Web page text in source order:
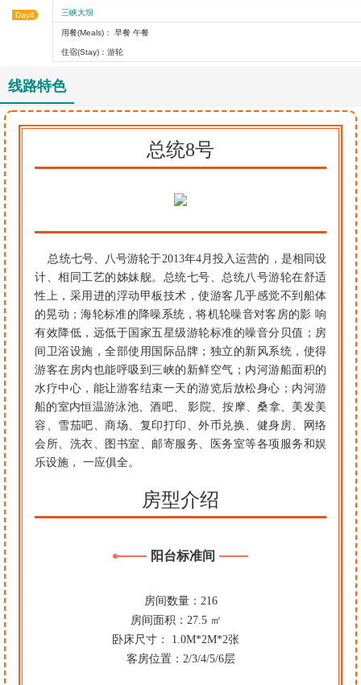
Day4 三峡大坝
用餐(Meals)： 早餐 午餐
住宿(Stay)：游轮
线路特色
总统8号
总统七号、八号游轮于2013年4月投入运营的，是相同设
计、相同工艺的姊妹舰。总统七号、总统八号游轮在舒适
性上，采用进的浮动甲板技术，使游客几乎感觉不到船体
的晃动；海轮标准的降噪系统，将机轮噪音对客房的影 响
有效降低，远低于国家五星级游轮标准的噪音分贝值；房
间卫浴设施，全部使用国际品牌；独立的新风系统，使得
游客在房内也能呼吸到三峡的新鲜空气；内河游船面积的
水疗中心，能让游客结束一天的游览后放松身心；内河游
船的室内恒温游泳池、酒吧、 影院、按摩、桑拿、美发美
容、雪茄吧、商场、复印打印、外币兑换、健身房、网络
会所、洗衣、图书室、邮寄服务、医务室等各项服务和娱
乐设施， 一应俱全。
房型介绍
阳台标准间
房间数量：216
房间面积：27.5 ㎡
卧床尺寸： 1.0M*2M*2张
客房位置：2/3/4/5/6层